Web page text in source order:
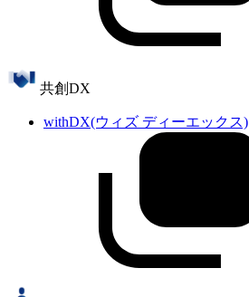
共創DX
withDX(ウィズ ディーエックス)